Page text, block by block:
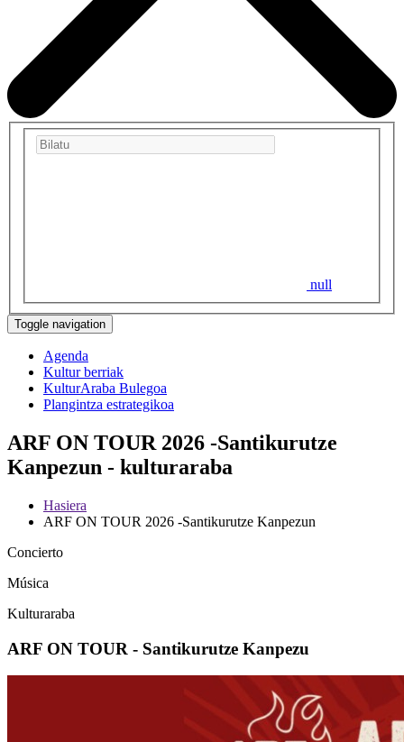
null
Toggle navigation
Agenda
Kultur berriak
KulturAraba Bulegoa
Plangintza estrategikoa
ARF ON TOUR 2026 -Santikurutze
Kanpezun - kulturaraba
Hasiera
ARF ON TOUR 2026 -Santikurutze Kanpezun
Concierto
Música
Kulturaraba
ARF ON TOUR - Santikurutze Kanpezu